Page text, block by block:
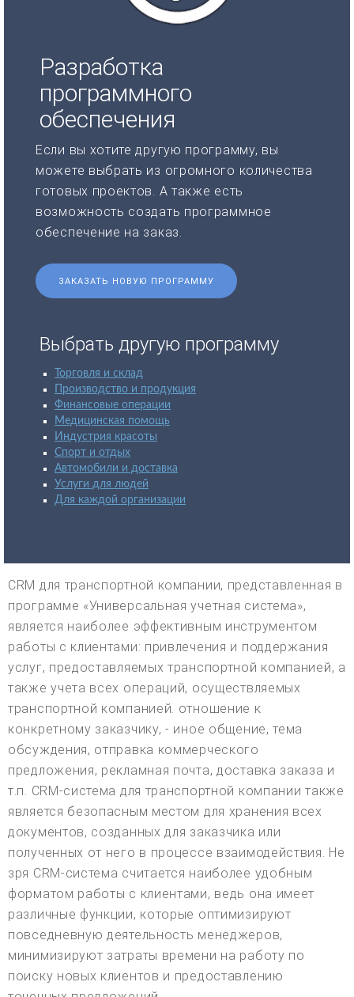
Разработка
программного
обеспечения
Если вы хотите другую программу, вы
можете выбрать из огромного количества
готовых проектов. А также есть
возможность создать программное
обеспечение на заказ.
ЗАКАЗАТЬ НОВУЮ ПРОГРАММУ
Выбрать другую программу
Торговля и склад
Производство и продукция
Финансовые операции
Медицинская помощь
Индустрия красоты
Спорт и отдых
Автомобили и доставка
Услуги для людей
Для каждой организации
CRM для транспортной компании, представленная в
программе «Универсальная учетная система»,
является наиболее эффективным инструментом
работы с клиентами: привлечения и поддержания
услуг, предоставляемых транспортной компанией, а
также учета всех операций, осуществляемых
транспортной компанией. отношение к
конкретному заказчику, - иное общение, тема
обсуждения, отправка коммерческого
предложения, рекламная почта, доставка заказа и
т.п. CRM-система для транспортной компании также
является безопасным местом для хранения всех
документов, созданных для заказчика или
полученных от него в процессе взаимодействия. Не
зря CRM-система считается наиболее удобным
форматом работы с клиентами, ведь она имеет
различные функции, которые оптимизируют
повседневную деятельность менеджеров,
минимизируют затраты времени на работу по
поиску новых клиентов и предоставлению